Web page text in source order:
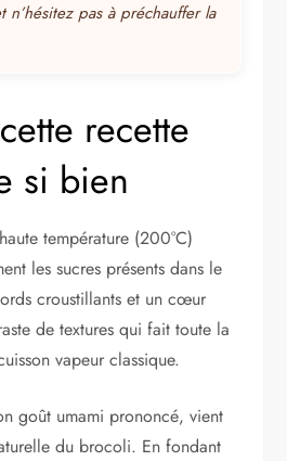
n’hésitez pas à préchauffer la
recette
si bien
température (200°C)
les sucres présents dans le
croustillants et un cœur
de textures qui fait toute la
vapeur classique.
goût umami prononcé, vient
du brocoli. En fondant